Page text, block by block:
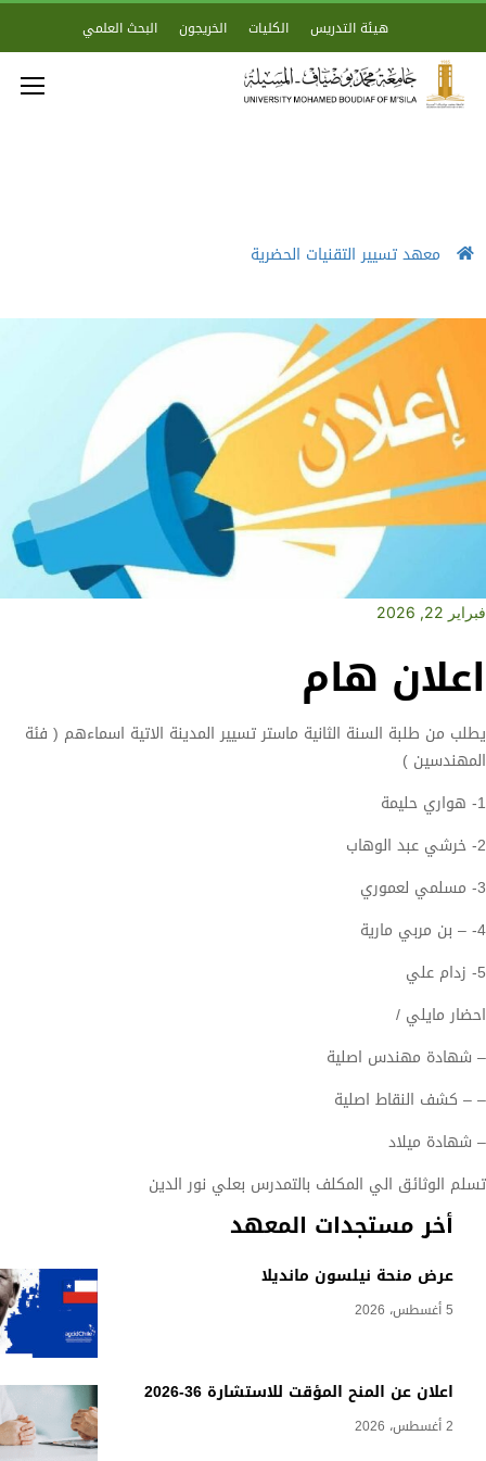
هيئة التدريس الكليات الخريجون البحث العلمي
معهد تسيير التقنيات الحضرية
أخر مستجدات المعهد
عرض منحة نيلسون مانديلا
5 أغسطس، 2026
اعلان عن المنح المؤقت للاستشارة 36-2026
2 أغسطس، 2026
فبراير 22, 2026
اعلان هام
يطلب من طلبة السنة الثانية ماستر تسيير المدينة الاتية اسماءهم ( فئة
المهندسين )
1- هواري حليمة
2- خرشي عبد الوهاب
3- مسلمي لعموري
4- – بن مربي مارية
5- زدام علي
احضار مايلي /
– شهادة مهندس اصلية
– – كشف النقاط اصلية
– شهادة ميلاد
تسلم الوثائق الي المكلف بالتمدرس بعلي نور الدين